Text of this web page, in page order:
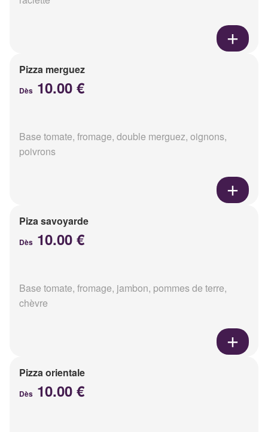
Pizza merguez
Dès 10.00 €
Base tomate, fromage, double merguez, oignons,
poivrons
Piza savoyarde
Dès 10.00 €
Base tomate, fromage, jambon, pommes de terre,
chèvre
Pizza orientale
Dès 10.00 €